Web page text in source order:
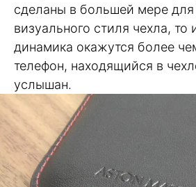
сделаны в большей мере для
визуального стиля чехла, то
динамика окажутся более
телефон, находящийся в
услышан.